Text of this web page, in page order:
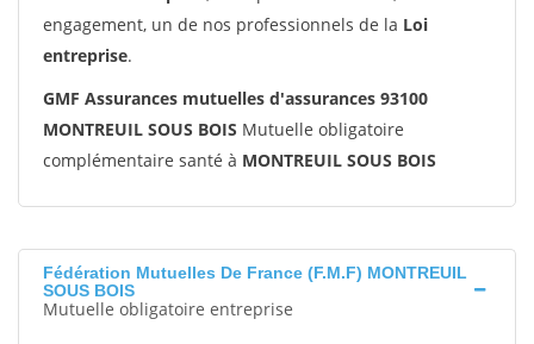
engagement, un de nos professionnels de la Loi
entreprise.
GMF Assurances mutuelles d'assurances 93100
MONTREUIL SOUS BOIS Mutuelle obligatoire
complémentaire santé à MONTREUIL SOUS BOIS
Fédération Mutuelles De France (F.M.F) MONTREUIL
SOUS BOIS
Mutuelle obligatoire entreprise